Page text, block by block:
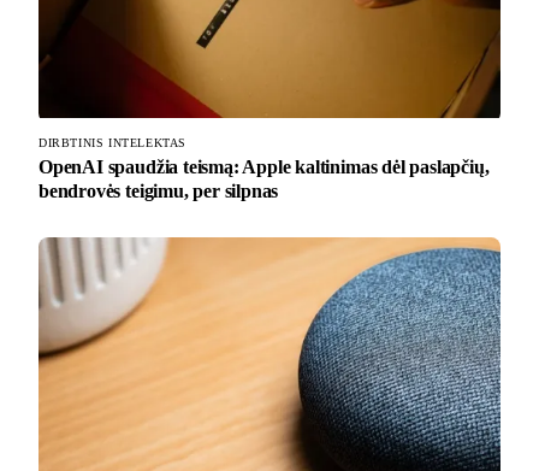
DIRBTINIS INTELEKTAS
OpenAI spaudžia teismą: Apple kaltinimas dėl paslapčių,
bendrovės teigimu, per silpnas